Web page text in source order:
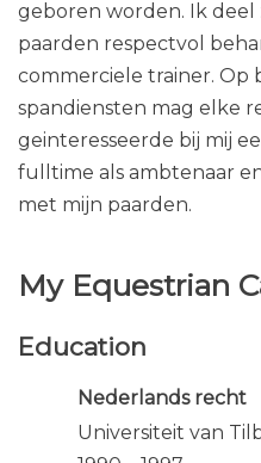
geboren worden. Ik deel
paarden respectvol
commerciele trainer. Op
spandiensten mag elke
geinteresseerde bij mij
fulltime als ambtenaar
met mijn paarden.
My Equestrian
Education
Nederlands recht
Universiteit van